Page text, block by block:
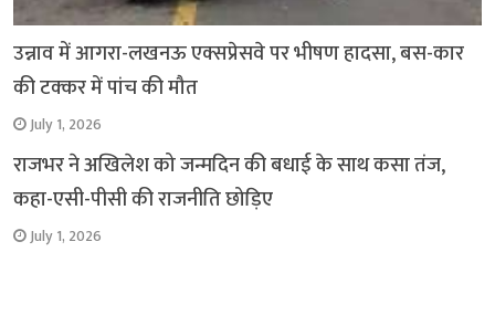
उन्नाव में आगरा-लखनऊ एक्सप्रेसवे पर भीषण हादसा, बस-कार
की टक्कर में पांच की मौत
July 1, 2026
राजभर ने अखिलेश को जन्मदिन की बधाई के साथ कसा तंज,
कहा-एसी-पीसी की राजनीति छोड़िए
July 1, 2026